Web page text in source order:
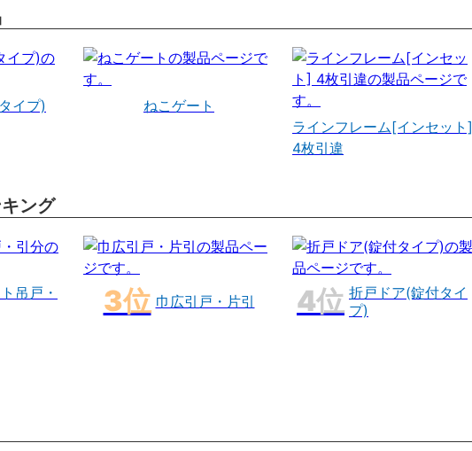
イプ)
ねこゲート
ラインフレーム[インセット]
4枚引違
ング
吊戸・
巾広引戸・片引
折戸ドア(錠付タイ
プ)